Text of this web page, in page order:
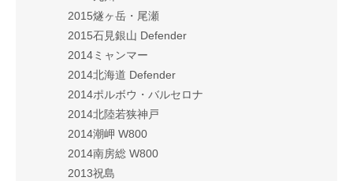
2015燧ヶ岳・尾瀬
2015石見銀山 Defender
2014ミャンマー
2014北海道 Defender
2014ポルボウ・バルセロナ
2014北陸若狭神戸
2014潮岬 W800
2014南房総 W800
2013祝島